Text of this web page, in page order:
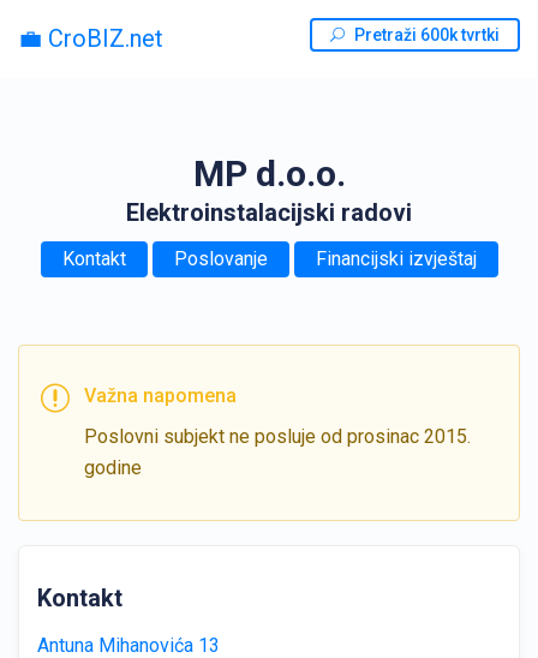
💼 CroBIZ.net Pretraži 600k tvrtki
MP d.o.o.
Elektroinstalacijski radovi
Kontakt Poslovanje Financijski izvještaj
Važna napomena
Poslovni subjekt ne posluje od prosinac 2015.
godine
Kontakt
Antuna Mihanovića 13